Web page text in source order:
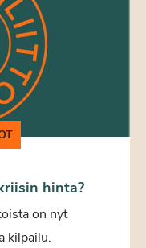
hinta?
on nyt
kilpailu.